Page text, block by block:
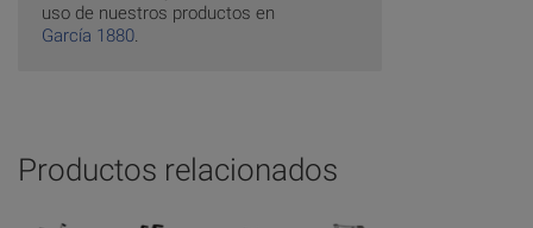
uso de nuestros productos en
García 1880
Productos relacionados